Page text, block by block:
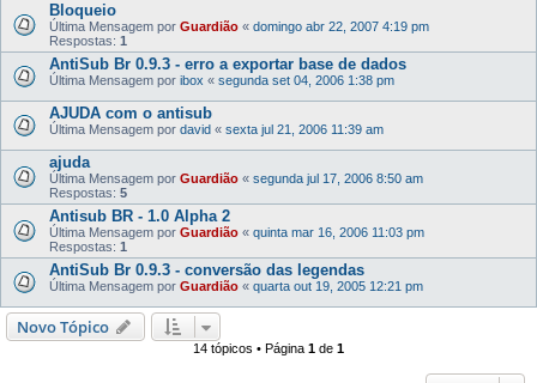
Bloqueio
Última Mensagem por Guardião « domingo abr 22, 2007 4:19 pm
Respostas: 1
AntiSub Br 0.9.3 - erro a exportar base de dados
Última Mensagem por ibox « segunda set 04, 2006 1:38 pm
AJUDA com o antisub
Última Mensagem por david « sexta jul 21, 2006 11:39 am
ajuda
Última Mensagem por Guardião « segunda jul 17, 2006 8:50 am
Respostas: 5
Antisub BR - 1.0 Alpha 2
Última Mensagem por Guardião « quinta mar 16, 2006 11:03 pm
Respostas: 1
AntiSub Br 0.9.3 - conversão das legendas
Última Mensagem por Guardião « quarta out 19, 2005 12:21 pm
Novo Tópico
14 tópicos • Página 1 de 1